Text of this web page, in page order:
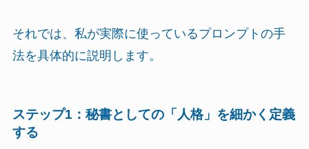
それでは、私が実際に使っているプロンプトの手
法を具体的に説明します。
ステップ1：秘書としての「人格」を細かく定義
する